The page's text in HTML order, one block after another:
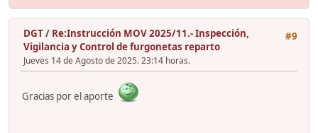
#9
DGT/ Re:Instrucción MOV 2025/11.- Inspección,
Vigilancia y Control de furgonetas reparto
Jueves 14 de Agosto de 2025. 23:14 horas.
Gracias por el aporte